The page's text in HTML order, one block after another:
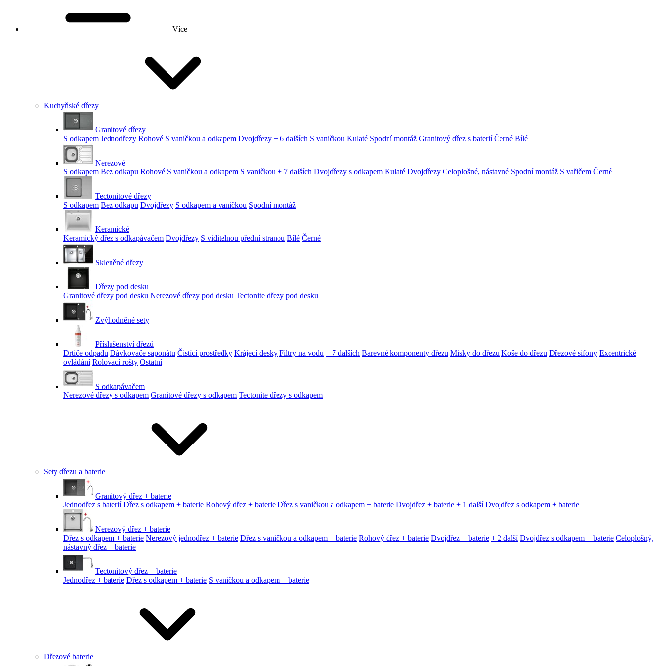
Více
Kuchyňské dřezy
Granitové dřezy
S odkapem Jednodřezy Rohové S vaničkou a odkapem Dvojdřezy + 6 dalších S vaničkou Kulaté Spodní montáž Granitový dřez s baterií Černé Bílé
Nerezové
S odkapem Bez odkapu Rohové S vaničkou a odkapem S vaničkou + 7 dalších Dvojdřezy s odkapem Kulaté Dvojdřezy Celoplošné, nástavné Spodní montáž S vařičem Černé
Tectonitové dřezy
S odkapem Bez odkapu Dvojdřezy S odkapem a vaničkou Spodní montáž
Keramické
Keramický dřez s odkapávačem Dvojdřezy S viditelnou přední stranou Bílé Černé
Skleněné dřezy
Dřezy pod desku
Granitové dřezy pod desku Nerezové dřezy pod desku Tectonite dřezy pod desku
Zvýhodněné sety
Příslušenství dřezů
Drtiče odpadu Dávkovače saponátu Čistící prostředky Krájecí desky Filtry na vodu + 7 dalších Barevné komponenty dřezu Misky do dřezu Koše do dřezu Dřezové sifony Excentrické
ovládání Rolovací rošty Ostatní
S odkapávačem
Nerezové dřezy s odkapem Granitové dřezy s odkapem Tectonite dřezy s odkapem
Sety dřezu a baterie
Granitový dřez + baterie
Jednodřez s baterií Dřez s odkapem + baterie Rohový dřez + baterie Dřez s vaničkou a odkapem + baterie Dvojdřez + baterie + 1 další Dvojdřez s odkapem + baterie
Nerezový dřez + baterie
Dřez s odkapem + baterie Nerezový jednodřez + baterie Dřez s vaničkou a odkapem + baterie Rohový dřez + baterie Dvojdřez + baterie + 2 další Dvojdřez s odkapem + baterie Celoplošný,
nástavný dřez + baterie
Tectonitový dřez + baterie
Jednodřez + baterie Dřez s odkapem + baterie S vaničkou a odkapem + baterie
Dřezové baterie